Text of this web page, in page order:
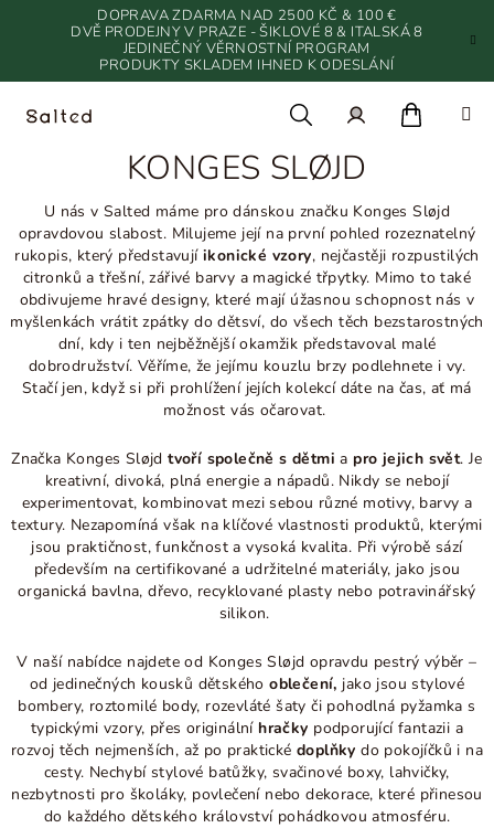
DOPRAVA ZDARMA NAD 2500 KČ & 100 €
DVĚ PRODEJNY V PRAZE - ŠIKLOVÉ 8 & ITALSKÁ 8
JEDINEČNÝ VĚRNOSTNÍ PROGRAM
PRODUKTY SKLADEM IHNED K ODESLÁNÍ
košík
KONGES SLØJD
U nás v Salted máme pro dánskou značku Konges Sløjd
opravdovou slabost. Milujeme její na první pohled rozeznatelný
rukopis, který představujíikonické vzory, nejčastěji rozpustilých
citronků a třešní, zářivé barvy a magické třpytky. Mimo to také
obdivujeme hravé designy, které mají úžasnou schopnost nás v
myšlenkách vrátit zpátky do dětsví, do všech těch bezstarostných
dní, kdy i ten nejběžnější okamžik představoval malé
dobrodružství. Věříme, že jejímu kouzlu brzy podlehnete i vy.
Stačí jen, když si při prohlížení jejích kolekcí dáte na čas, ať má
možnost vás očarovat.
Značka Konges Sløjdtvoří společně s dětmia pro jejich svět. Je
kreativní, divoká, plná energie a nápadů. Nikdy se nebojí
experimentovat, kombinovat mezi sebou různé motivy, barvy a
textury. Nezapomíná však na klíčové vlastnosti produktů, kterými
jsou praktičnost, funkčnost a vysoká kvalita. Při výrobě sází
především na certifikované a udržitelné materiály, jako jsou
organická bavlna, dřevo, recyklované plasty nebo potravinářský
silikon.
V naší nabídce najdete od Konges Sløjd opravdu pestrý výběr–
od jedinečných kousků dětskéhooblečení, jako jsou stylové
bombery, roztomilé body, rozevláté šaty či pohodlná pyžamka s
typickými vzory, přes originální hračky podporující fantazii a
rozvoj těch nejmenších, až po praktické doplňky do pokojíčků i na
cesty. Nechybí stylové batůžky, svačinové boxy, lahvičky,
nezbytnosti pro školáky, povlečení nebo dekorace, které přinesou
do každého dětského království pohádkovou atmosféru.